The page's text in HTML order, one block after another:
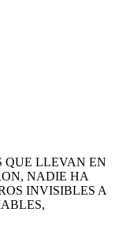
QUE LLEVAN EN
NADIE HA
INVISIBLES A